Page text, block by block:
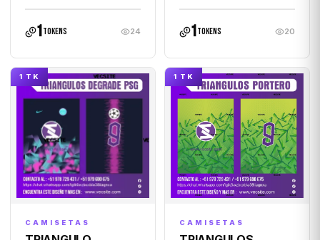
1tokens 24 1tokens 20
1 TK
CAMISETAS
1 TK
CAMISETAS